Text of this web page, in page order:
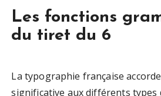
Les fonctions
du tiret du 6
La typographie française
significative aux différents types